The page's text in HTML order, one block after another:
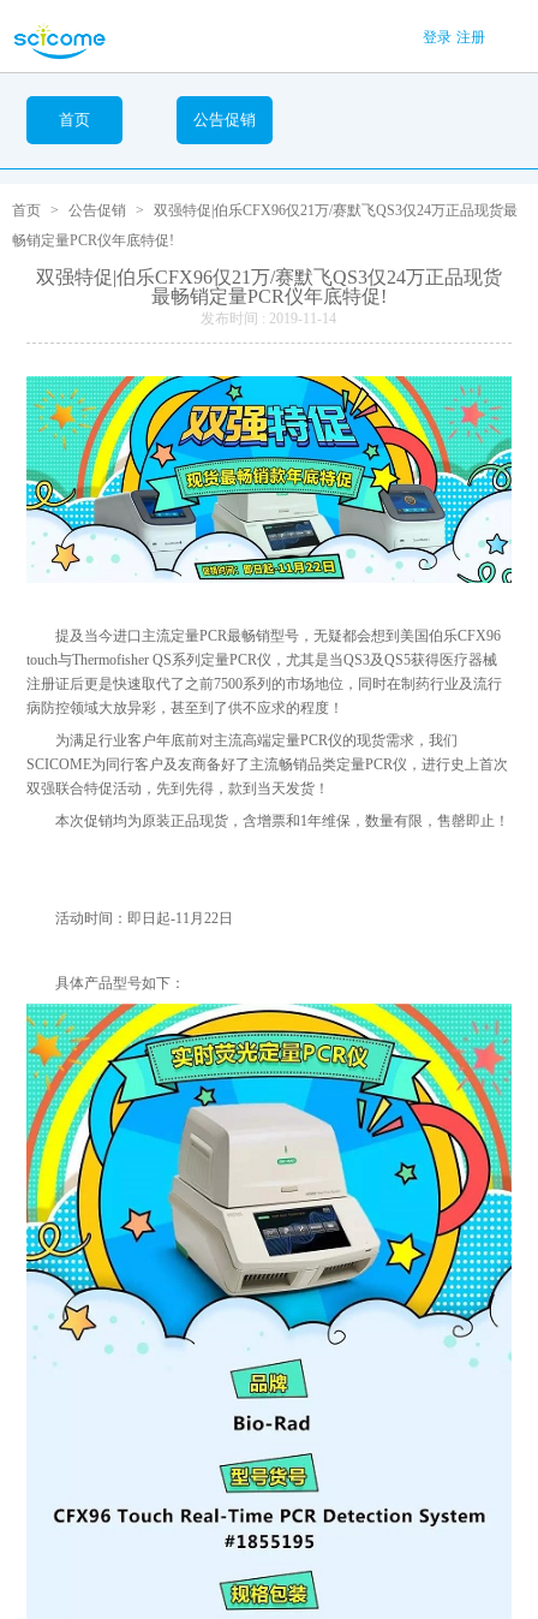
登录 注册
首页 公告促销
首页 > 公告促销 >
双强特促|伯乐CFX96仅21万/赛默飞QS3仅24万正品现货最
畅销定量PCR仪年底特促!
双强特促|伯乐CFX96仅21万/赛默飞QS3仅24万正品现货
最畅销定量PCR仪年底特促!
发布时间 : 2019-11-14
提及当今进口主流定量PCR最畅销型号，无疑都会想到美国伯乐CFX96
touch与Thermofisher QS系列定量PCR仪，尤其是当QS3及QS5获得医疗器械
注册证后更是快速取代了之前7500系列的市场地位，同时在制药行业及流行
病防控领域大放异彩，甚至到了供不应求的程度！
为满足行业客户年底前对主流高端定量PCR仪的现货需求，我们
SCICOME为同行客户及友商备好了主流畅销品类定量PCR仪，进行史上首次
双强联合特促活动，先到先得，款到当天发货！
本次促销均为原装正品现货，含增票和1年维保，数量有限，售罄即止！
活动时间：即日起-11月22日
具体产品型号如下：